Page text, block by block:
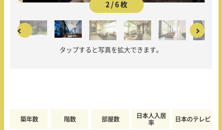
2 / 6 枚
タップすると写真を拡大できます。
築年数 階数 部屋数
日本人入居
率
日本のテレビ